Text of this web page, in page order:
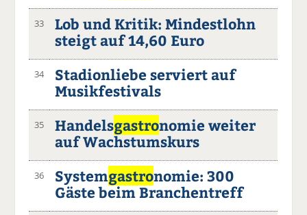
33
Lob und Kritik: Mindestlohn
steigt auf 14,60 Euro
34
Stadionliebe serviert auf
Musikfestivals
35 Handelsgastronomie weiter
auf Wachstumskurs
36 Systemgastronomie: 300
Gäste beim Branchentreff